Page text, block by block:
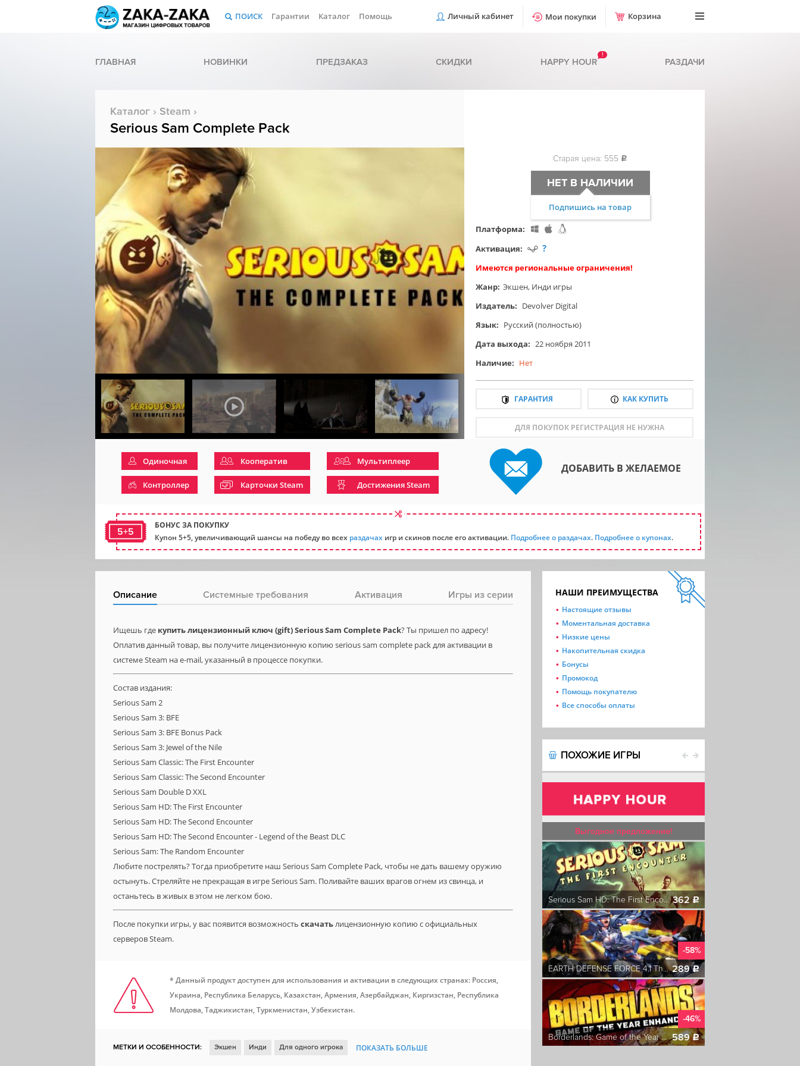
ПОИСК Гарантии Каталог Помощь Личный кабинет Мои покупки Корзина
ГЛАВНАЯ НОВИНКИ ПРЕДЗАКАЗ СКИДКИ HAPPY HOUR
!
РАЗДАЧИ
Каталог › Steam ›
Serious Sam Complete Pack
Старая цена: 555 c
НЕТ В НАЛИЧИИ
Подпишись на товар
Платформа:
Активация:
?
Имеются региональные ограничения!
Жанр: Экшен, Инди игры
Издатель: Devolver Digital
Язык: Русский (полностью)
Дата выхода: 22 ноября 2011
Наличие: Нет
ГАРАНТИЯ КАК КУПИТЬ
ДЛЯ ПОКУПОК РЕГИСТРАЦИЯ НЕ НУЖНА
Одиночная Кооператив Мультиплеер
Контроллер Карточки Steam Достижения Steam
ДОБАВИТЬ В ЖЕЛАЕМОЕ
5+5
БОНУС ЗА ПОКУПКУ
Купон 5+5, увеличивающий шансы на победу во всех раздачах игр и скинов после его активации. Подробнее о раздачах. Подробнее о купонах.
Описание Системные требования Активация Игры из серии
Ищешь где купить лицензионный ключ (gift) Serious Sam Complete Pack? Ты пришел по адресу!
Оплатив данный товар, вы получите лицензионную копию serious sam complete pack для активации в
системе Steam на e-mail, указанный в процессе покупки.
Состав издания:
Serious Sam 2
Serious Sam 3: BFE
Serious Sam 3: BFE Bonus Pack
Serious Sam 3: Jewel of the Nile
Serious Sam Classic: The First Encounter
Serious Sam Classic: The Second Encounter
Serious Sam Double D XXL
Serious Sam HD: The First Encounter
Serious Sam HD: The Second Encounter
Serious Sam HD: The Second Encounter - Legend of the Beast DLC
Serious Sam: The Random Encounter
Любите пострелять? Тогда приобретите наш Serious Sam Complete Pack, чтобы не дать вашему оружию
остынуть. Стреляйте не прекращая в игре Serious Sam. Поливайте ваших врагов огнем из свинца, и
останьтесь в живых в этом не легком бою.
После покупки игры, у вас появится возможность скачатьлицензионную копию с официальных
серверов Steam.
* Данный продукт доступен для использования и активации в следующих странах: Россия,
Украина, Республика Беларусь, Казахстан, Армения, Азербайджан, Киргизстан, Республика
Молдова, Таджикистан, Туркменистан, Узбекистан.
МЕТКИ И ОСОБЕННОСТИ: Экшен Инди Для одного игрока ПОКАЗАТЬ БОЛЬШЕ
НАШИ ПРЕИМУЩЕСТВА
Настоящие отзывы
Моментальная доставка
Низкие цены
Накопительная скидка
Бонусы
Промокод
Помощь покупателю
Все способы оплаты
ПОХОЖИЕ ИГРЫ
Выгодное предложение!
Serious Sam HD: The First Encounter 362c
-58%
EARTH DEFENSE FORCE 4.1 The Shadow of New Despair 289c
-46%
Borderlands: Game of the Year Enhanced 589c